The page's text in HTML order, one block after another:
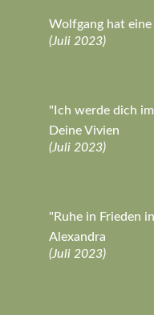
Wolfgang hat eine
(Juli 2023)
"Ich werde dich
Deine Vivien
(Juli 2023)
"Ruhe in Frieden
Alexandra
(Juli 2023)